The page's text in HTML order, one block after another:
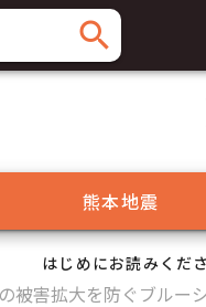
search
熊本地震
はじめにお読みくだ
被害拡大を防ぐブルー